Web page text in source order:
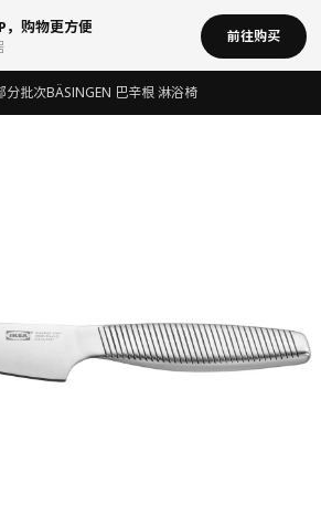
，购物更方便 前往购买
批次BÄSINGEN 巴辛根 淋浴椅